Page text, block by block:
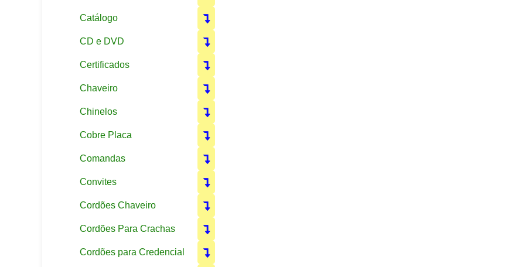
Catálogo
CD e DVD
Certificados
Chaveiro
Chinelos
Cobre Placa
Comandas
Convites
Cordões Chaveiro
Cordões Para Crachas
Cordões para Credencial